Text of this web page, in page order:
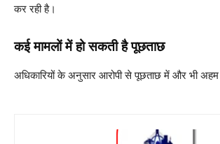
कर रही है।
कई मामलों में हो सकती है पूछताछ
अधिकारियों के अनुसार आरोपी से पूछताछ में और भी